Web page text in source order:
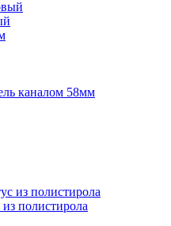
каналом 58мм
полистирола